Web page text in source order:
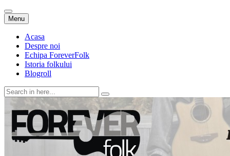
Menu Skip
to
content
Acasa
Despre noi
Echipa ForeverFolk
Istoria folkului
Blogroll
Search
for:
ForeverFolk
Muzica sufletului tau